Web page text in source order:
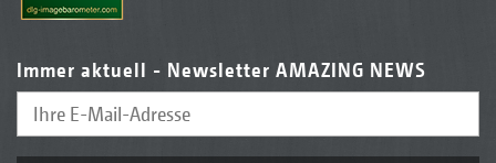
Immer aktuell - Newsletter AMAZING NEWS